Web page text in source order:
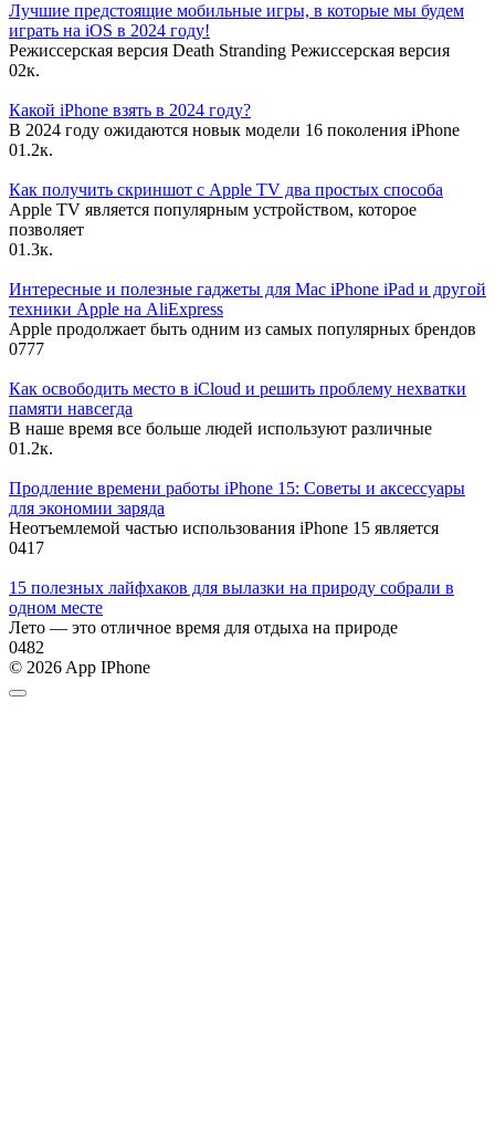
Лучшие предстоящие мобильные игры, в которые мы будем
играть на iOS в 2024 году!
Режиссерская версия Death Stranding Режиссерская версия
02к.
Какой iPhone взять в 2024 году?
В 2024 году ожидаются новык модели 16 поколения iPhone
01.2к.
Как получить скриншот с Apple TV два простых способа
Apple TV является популярным устройством, которое
позволяет
01.3к.
Интересные и полезные гаджеты для Mac iPhone iPad и другой
техники Apple на AliExpress
Apple продолжает быть одним из самых популярных брендов
0777
Как освободить место в iCloud и решить проблему нехватки
памяти навсегда
В наше время все больше людей используют различные
01.2к.
Продление времени работы iPhone 15: Советы и аксессуары
для экономии заряда
Неотъемлемой частью использования iPhone 15 является
0417
15 полезных лайфхаков для вылазки на природу собрали в
одном месте
Лето — это отличное время для отдыха на природе
0482
© 2026 App IPhone